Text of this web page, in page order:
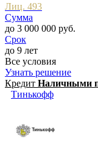
Лиц. 493
Сумма
до 3 000 000 руб.
Срок
до 9 лет
Все условия
Узнать решение
Кредит Наличными
Тинькофф